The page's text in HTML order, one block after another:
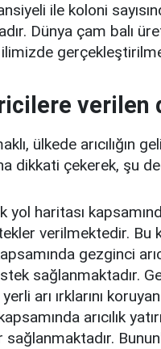
ile koloni
Dünya çam balı
verilen
ülkede
dikkati çekerek, şu
yol haritası
verilmektedir. Bu
gezginci
sağlanmaktadır.
arı ırklarını
arıcılık
sağlanmaktadır.